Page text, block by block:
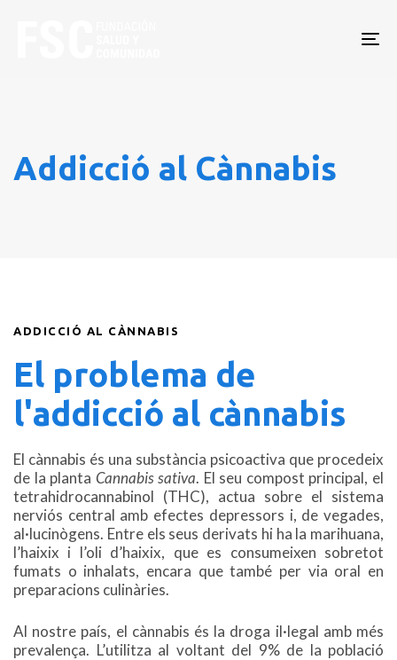
Addicció al Cànnabis
ADDICCIÓ AL CÀNNABIS
El problema de
l'addicció al cànnabis
El cànnabis és una substància psicoactiva que procedeix
de la planta Cannabis sativa. El seu compost principal, el
tetrahidrocannabinol (THC), actua sobre el sistema
nerviós central amb efectes depressors i, de vegades,
al·lucinògens. Entre els seus derivats hi ha la marihuana,
l’haixix i l’oli d’haixix, que es consumeixen sobretot
fumats o inhalats, encara que també per via oral en
preparacions culinàries.
Al nostre país, el cànnabis és la droga il·legal amb més
prevalença. L’utilitza al voltant del 9% de la població